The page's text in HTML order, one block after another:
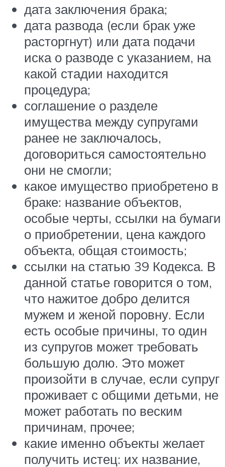
дата заключения брака;
дата развода (если брак уже
расторгнут) или дата подачи
иска о разводе с указанием, на
какой стадии находится
процедура;
соглашение о разделе
имущества между супругами
ранее не заключалось,
договориться самостоятельно
они не смогли;
какое имущество приобретено в
браке: название объектов,
особые черты, ссылки на бумаги
о приобретении, цена каждого
объекта, общая стоимость;
ссылки на статью 39 Кодекса. В
данной статье говорится о том,
что нажитое добро делится
мужем и женой поровну. Если
есть особые причины, то один
из супругов может требовать
большую долю. Это может
произойти в случае, если супруг
проживает с общими детьми, не
может работать по веским
причинам, прочее;
какие именно объекты желает
получить истец: их название,